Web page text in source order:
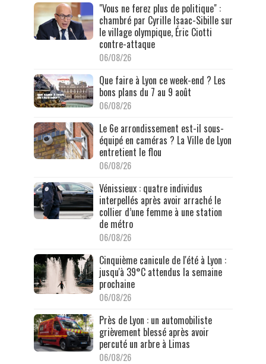
"Vous ne ferez plus de politique" :
chambré par Cyrille Isaac-Sibille sur
le village olympique, Éric Ciotti
contre-attaque
06/08/26
Que faire à Lyon ce week-end ? Les
bons plans du 7 au 9 août
06/08/26
Le 6e arrondissement est-il sous-
équipé en caméras ? La Ville de Lyon
entretient le flou
06/08/26
Vénissieux : quatre individus
interpellés après avoir arraché le
collier d’une femme à une station
de métro
06/08/26
Cinquième canicule de l'été à Lyon :
jusqu'à 39°C attendus la semaine
prochaine
06/08/26
Près de Lyon : un automobiliste
grièvement blessé après avoir
percuté un arbre à Limas
06/08/26